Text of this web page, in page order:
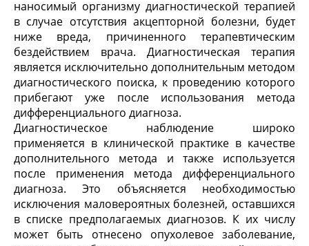
наносимый организму диагностической терапией
в случае отсутствия акцепторной болезни, будет
ниже вреда, причиненного терапевтическим
бездействием врача. Диагностическая терапия
является исключительно дополнительным методом
диагностического поиска, к проведению которого
прибегают уже после использования метода
дифференциального диагноза.
Диагностическое наблюдение широко
применяется в клинической практике в качестве
дополнительного метода и также используется
после применения метода дифференциального
диагноза. Это объясняется необходимостью
исключения маловероятных болезней, оставшихся
в списке предполагаемых диагнозов. К их числу
может быть отнесено опухолевое заболевание,